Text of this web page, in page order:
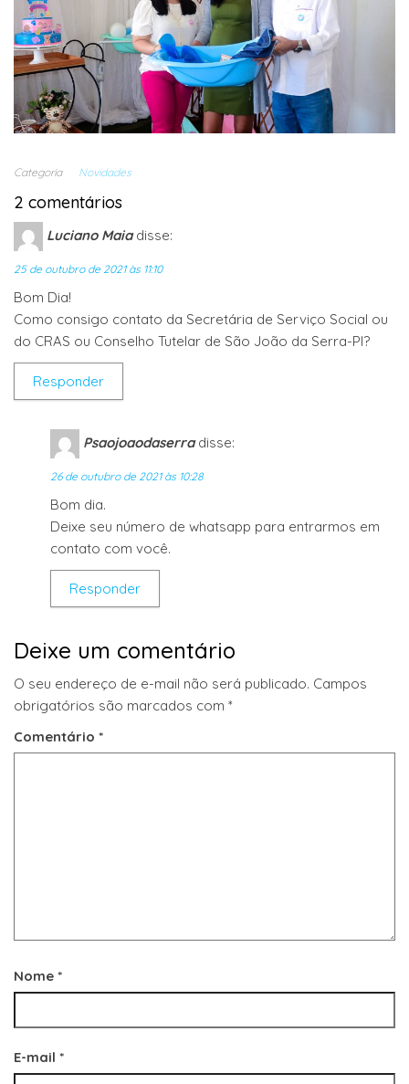
Categoria Novidades
2 comentários
Luciano Maia disse:
25 de outubro de 2021 às 11:10
Bom Dia!
Como consigo contato da Secretária de Serviço Social ou
do CRAS ou Conselho Tutelar de São João da Serra-PI?
Responder
Psaojoaodaserra disse:
26 de outubro de 2021 às 10:28
Bom dia.
Deixe seu número de whatsapp para entrarmos em
contato com você.
Responder
Deixe um comentário
O seu endereço de e-mail não será publicado. Campos
obrigatórios são marcados com *
Comentário *
Nome *
E-mail *